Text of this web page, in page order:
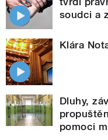
soudci a
Klára
Dluhy,
pomoci